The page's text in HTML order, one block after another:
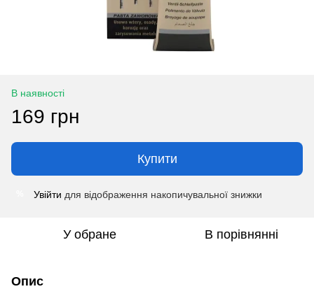
В наявності
169 грн
Купити
Увійти для відображення накопичувальної знижки
У обране В порівнянні
Опис